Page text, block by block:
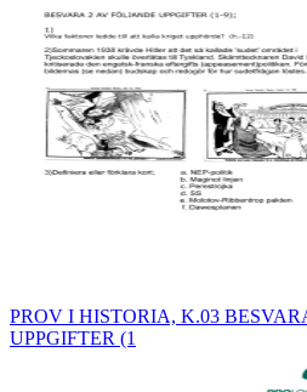
PROV I HISTORIA, K.03
UPPGIFTER (1